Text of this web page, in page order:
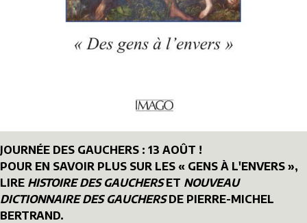
JOURNÉE DES GAUCHERS : 13 AOÛT !
POUR EN SAVOIR PLUS SUR LES « GENS À L'ENVERS »,
LIRE HISTOIRE DES GAUCHERSET NOUVEAU
DICTIONNAIRE DES GAUCHERSDE PIERRE-MICHEL
BERTRAND.